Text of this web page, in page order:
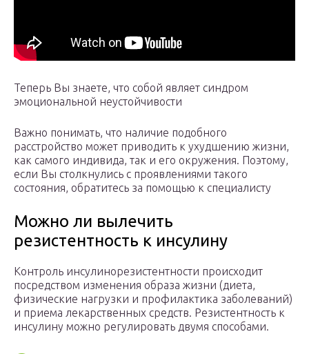
Теперь Вы знаете, что собой являет синдром
эмоциональной неустойчивости
Важно понимать, что наличие подобного
расстройство может приводить к ухудшению жизни,
как самого индивида, так и его окружения. Поэтому,
если Вы столкнулись с проявлениями такого
состояния, обратитесь за помощью к специалисту
Можно ли вылечить
резистентность к инсулину
Контроль инсулинорезистентности происходит
посредством изменения образа жизни (диета,
физические нагрузки и профилактика заболеваний)
и приема лекарственных средств. Резистентность к
инсулину можно регулировать двумя способами.